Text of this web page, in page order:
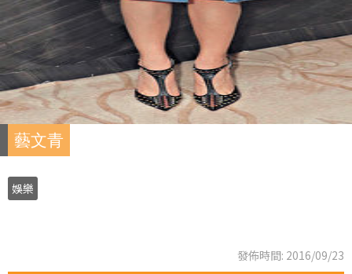
藝文青
娛樂
發佈時間: 2016/09/23